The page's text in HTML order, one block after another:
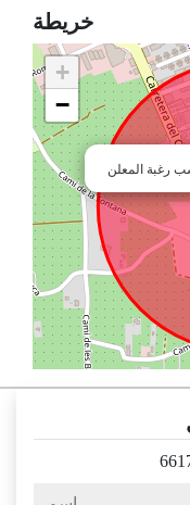
خريطة
رغبة المعلن
+
−